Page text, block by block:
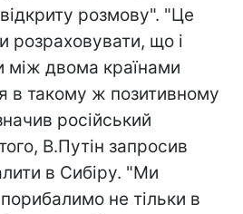
розмову". "Це
розраховувати, що і
між двома країнами
в такому ж позитивному
російський
В.Путін запросив
в Сибіру. "Ми
не тільки в